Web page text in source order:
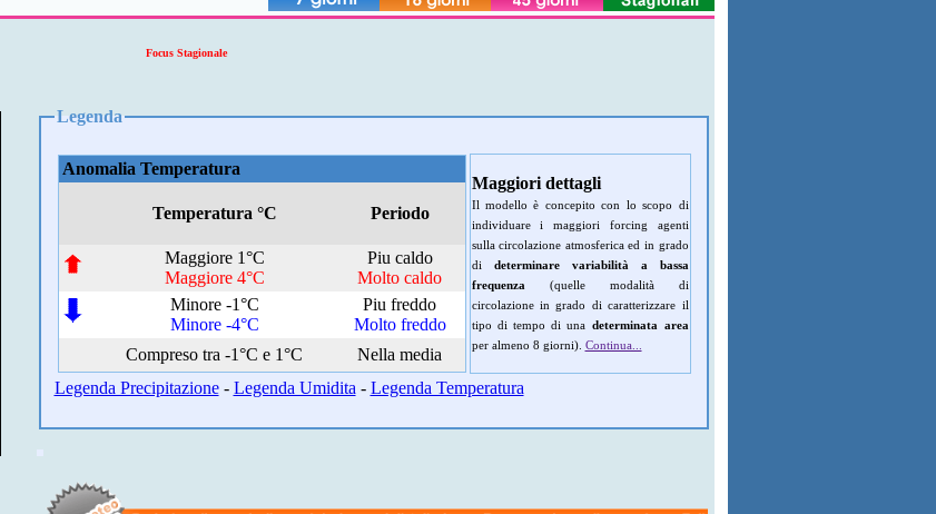
Focus Stagionale
Legenda
Anomalia Temperatura
Temperatura °C Periodo
Maggiore 1°C
Maggiore 4°C
Piu caldo
Molto caldo
Minore -1°C
Minore -4°C
Piu freddo
Molto freddo
Compreso tra -1°C e 1°C
Nella media
Maggiori dettagli
Il modello è concepito con lo scopo di
individuare i maggiori forcing agenti
sulla circolazione atmosferica ed in grado
di determinare variabilità a bassa
frequenza
circolazione in grado di caratterizzare il
tipo di tempo di una determinata area
per almeno 8 giorni). Continua...
Legenda Precipitazione- Legenda Umidita - Legenda Temperatura